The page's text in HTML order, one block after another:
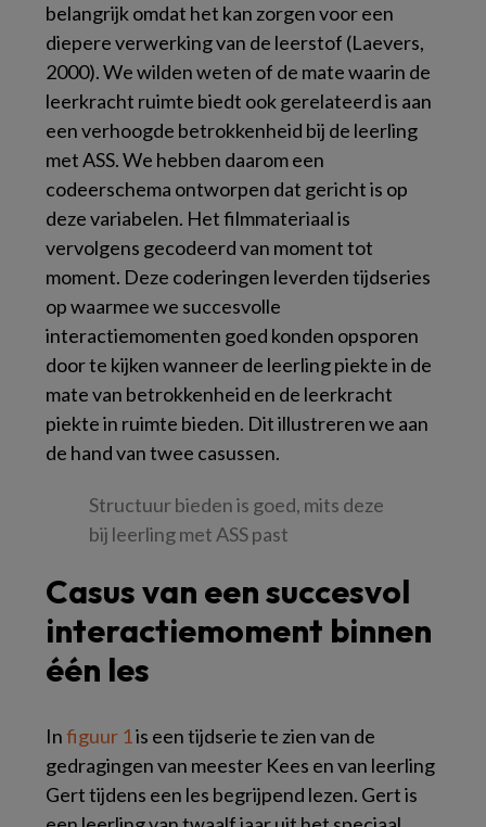
belangrijk omdat het kan zorgen voor een
diepere verwerking van de leerstof (Laevers,
2000). We wilden weten of de mate waarin de
leerkracht ruimte biedt ook gerelateerd is aan
een verhoogde betrokkenheid bij de leerling
met ASS. We hebben daarom een
codeerschema ontworpen dat gericht is op
deze variabelen. Het filmmateriaal is
vervolgens gecodeerd van moment tot
moment. Deze coderingen leverden tijdseries
op waarmee we succesvolle
interactiemomenten goed konden opsporen
door te kijken wanneer de leerling piekte in de
mate van betrokkenheid en de leerkracht
piekte in ruimte bieden. Dit illustreren we aan
de hand van twee casussen.
Structuur bieden is goed, mits deze
bij leerling met ASS past
Casus van een succesvol
interactiemoment binnen
één les
Infiguur 1 is een tijdserie te zien van de
gedragingen van meester Kees en van leerling
Gert tijdens een les begrijpend lezen. Gert is